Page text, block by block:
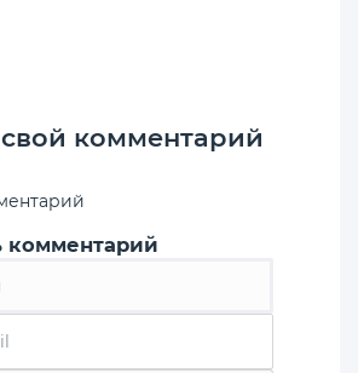
свой комментарий
комментарий